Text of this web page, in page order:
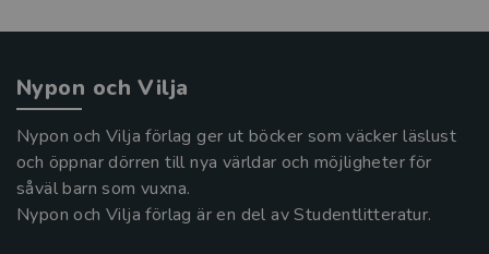
Nypon och Vilja
Nypon och Vilja förlag ger ut böcker som väcker läslust
och öppnar dörren till nya världar och möjligheter för
såväl barn som vuxna.
Nypon och Vilja förlag är en del av Studentlitteratur.